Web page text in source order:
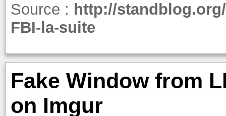
Source : http://
FBI-la-suite
Fake Window from
on Imgur